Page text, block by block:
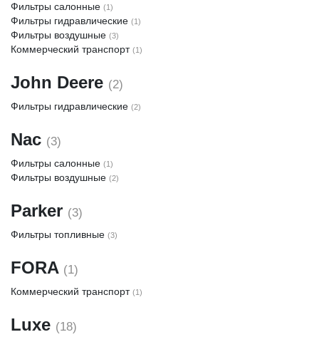
Фильтры салонные (1)
Фильтры гидравлические (1)
Фильтры воздушные (3)
Коммерческий транспорт (1)
John Deere (2)
Фильтры гидравлические (2)
Nac (3)
Фильтры салонные (1)
Фильтры воздушные (2)
Parker (3)
Фильтры топливные (3)
FORA (1)
Коммерческий транспорт (1)
Luxe (18)